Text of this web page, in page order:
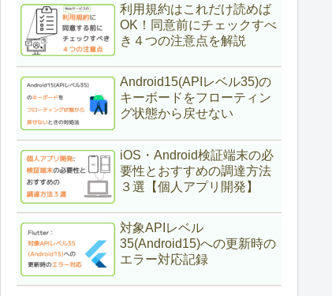
利用規約はこれだけ読めば
OK！同意前にチェックすべ
き４つの注意点を解説
Android15(APIレベル35)の
キーボードをフローティン
グ状態から戻せない
iOS・Android検証端末の必
要性とおすすめの調達方法
３選【個人アプリ開発】
対象APIレベル
35(Android15)への更新時の
エラー対応記録